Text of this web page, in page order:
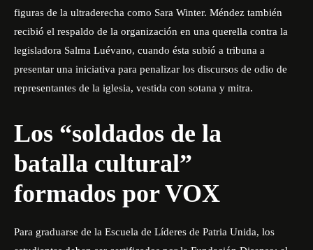
figuras de la ultraderecha como Sara Winter. Méndez también
recibió el respaldo de la organización en una querella contra la
legisladora Salma Luévano, cuando ésta subió a tribuna a
presentar una iniciativa para penalizar los discursos de odio de
representantes de la iglesia, vestida con sotana y mitra.
Los “soldados de la
batalla cultural”
formados por VOX
Para graduarse de la Escuela de Líderes de Patria Unida, los